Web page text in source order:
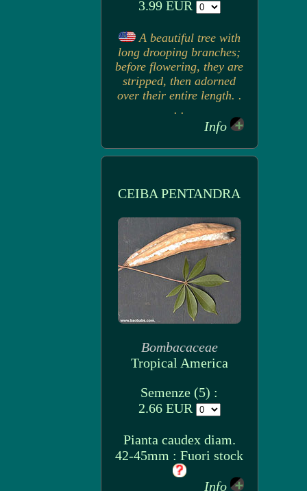
3.99 EUR
A beautiful tree with
long drooping branches;
before flowering, they are
stripped, then adorned
over their entire length. .
. .
Info
CEIBA PENTANDRA
Bombacaceae
Tropical America
Semenze (5) :
2.66 EUR
Pianta caudex diam.
42-45mm : Fuori stock
Info